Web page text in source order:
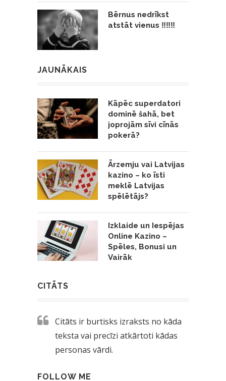
Bērnus nedrīkst
atstāt vienus ‼️‼️‼️
JAUNĀKAIS
Kāpēc superdatori
dominē šahā, bet
joprojām sīvi cīnās
pokerā?
Ārzemju vai Latvijas
kazino – ko īsti
meklē Latvijas
spēlētājs?
Izklaide un Iespējas
Online Kazino –
Spēles, Bonusi un
Vairāk
CITĀTS
Citāts ir burtisks izraksts no kāda
teksta vai precīzi atkārtoti kādas
personas vārdi.
FOLLOW ME